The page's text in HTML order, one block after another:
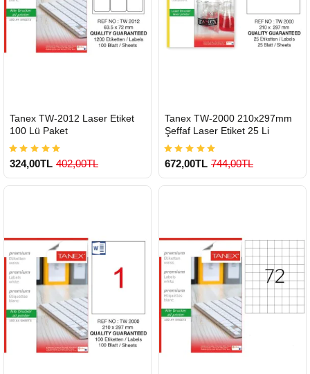
GÖNDERİ
900 TL Üzeri Kargo Ücretsiz
Tanex TW-2012 Laser Etiket
100 Lü Paket
324,00TL 402,00TL
GÖNDERİ
900 TL Üzeri Kargo Ücretsiz
Tanex TW-2000 210x297mm
Şeffaf Laser Etiket 25 Li
672,00TL 744,00TL